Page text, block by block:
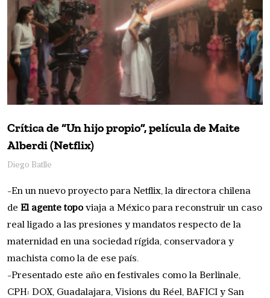
Crítica de “Un hijo propio”, película de Maite
Alberdi (Netflix)
Diego Batlle
-En un nuevo proyecto para Netflix, la directora chilena
de El agente topoviaja a México para reconstruir un caso
real ligado a las presiones y mandatos respecto de la
maternidad en una sociedad rígida, conservadora y
machista como la de ese país.
-Presentado este año en festivales como la Berlinale,
CPH: DOX, Guadalajara, Visions du Réel, BAFICI y San